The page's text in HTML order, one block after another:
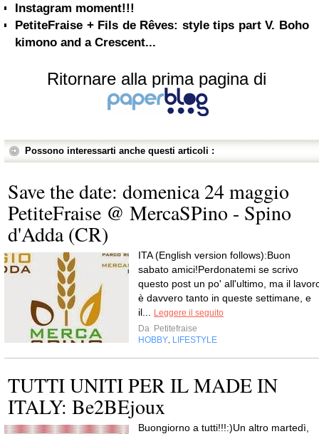
Instagram moment!!!
PetiteFraise + Fils de Rêves: style tips part V. Boho
kimono and a Crescent...
Ritornare alla prima pagina di
Possono interessarti anche questi articoli :
Save the date: domenica 24 maggio
PetiteFraise @ MercaSPino - Spino
d'Adda (CR)
ITA (English version follows):Buon
sabato amici!Perdonatemi se scrivo
questo post un po' all'ultimo, ma il
è davvero tanto in queste settimane, e
il...
Leggere il seguito
Da Petitefraise
HOBBY LIFESTYLE
TUTTI UNITI PER IL MADE IN
ITALY: Be2BEjoux
Buongiorno a tutti!!!:)Un altro martedì,